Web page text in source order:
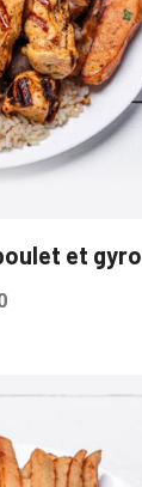
et gyro